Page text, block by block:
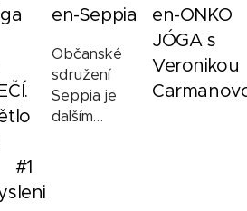
jste
posedlosti.
tím prošli?
Jaké to
bylo? Nebo
tím právě
Často je
pro nás
důležitější
to, jak
#1
en-Seppia
Občanské
sdružení
Seppia je
dalším
en-ONKO
JÓGA s
Veronikou